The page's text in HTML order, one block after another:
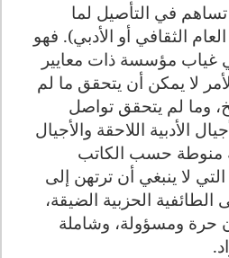
في التأصيل لما
الثقافي أو الأدبي). فهو
غياب مؤسسة ذات معايير
لا يمكن أن يتحقق ما لم
وما لم يتحقق تواصل
الأدبية اللاحقة والأجيال
منوطة حسب الكاتب
لا ينبغي أن ترتهن إلى
الحزبية الضيقة،
حرة ومسؤولة، وشاملة